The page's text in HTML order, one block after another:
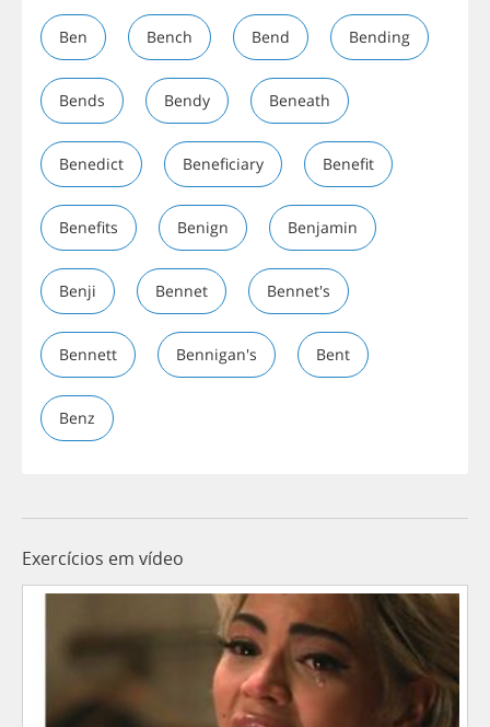
Ben Bench Bend Bending
Bends Bendy Beneath
Benedict Beneficiary Benefit
Benefits Benign Benjamin
Benji Bennet Bennet's
Bennett Bennigan's Bent
Benz
Exercícios em vídeo